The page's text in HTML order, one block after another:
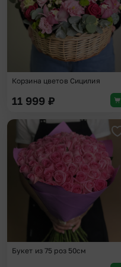
Корзина цветов Сицилия
11 999 ₽
Букет из 75 роз 50см